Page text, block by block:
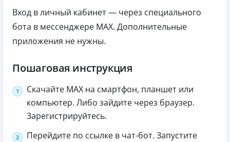
Вход в личный кабинет — через специального
бота в мессенджере MAX. Дополнительные
приложения не нужны.
Пошаговая инструкция
Скачайте MAX на смартфон, планшет или
компьютер. Либо зайдите через браузер.
Зарегистрируйтесь.
Перейдите по ссылке в чат-бот. Запустите